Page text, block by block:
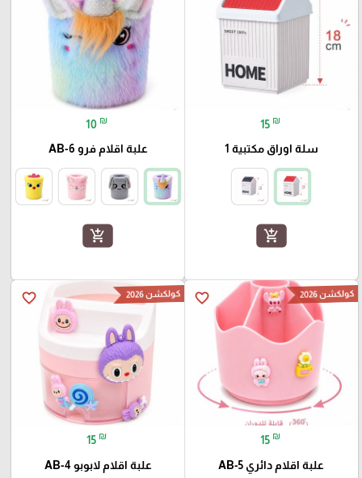
15 ₪
سلة اوراق مكتبية 1
add_shopping_cart
10 ₪
علبة اقلام فرو AB-6
add_shopping_cart
favorite_border كولكشن 2026
15 ₪
علبة اقلام دائري AB-5
favorite_border كولكشن 2026
15 ₪
علبة اقلام لابوبو AB-4